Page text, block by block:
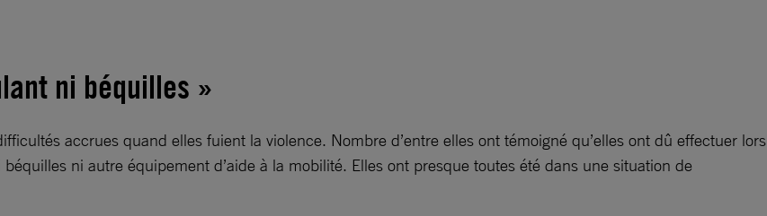
ni béquilles »
accrues quand elles fuient la violence. Nombre d’entre elles ont témoigné qu’elles ont dû effectuer lors
ni autre équipement d’aide à la mobilité. Elles ont presque toutes été dans une situation de